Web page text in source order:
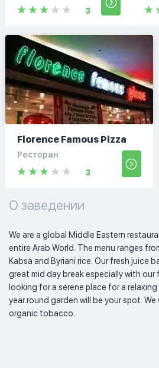
3
Florence Famous Pizza
Ресторан
3
О заведении
We are a global Middle Eastern
entire Arab World. The menu ranges
Kabsa and Byriani rice. Our fresh juice
great mid day break especially with our
looking for a serene place for a
year round garden will be your spot. We
organic tobacco.